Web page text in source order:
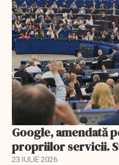
Google, amendată
propriilor servicii.
23 IULIE 2026